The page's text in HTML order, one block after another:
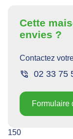
de
maison
maison
contemporaine
150
Cette
envies ?
Contactez
02 33 75
Formulaire